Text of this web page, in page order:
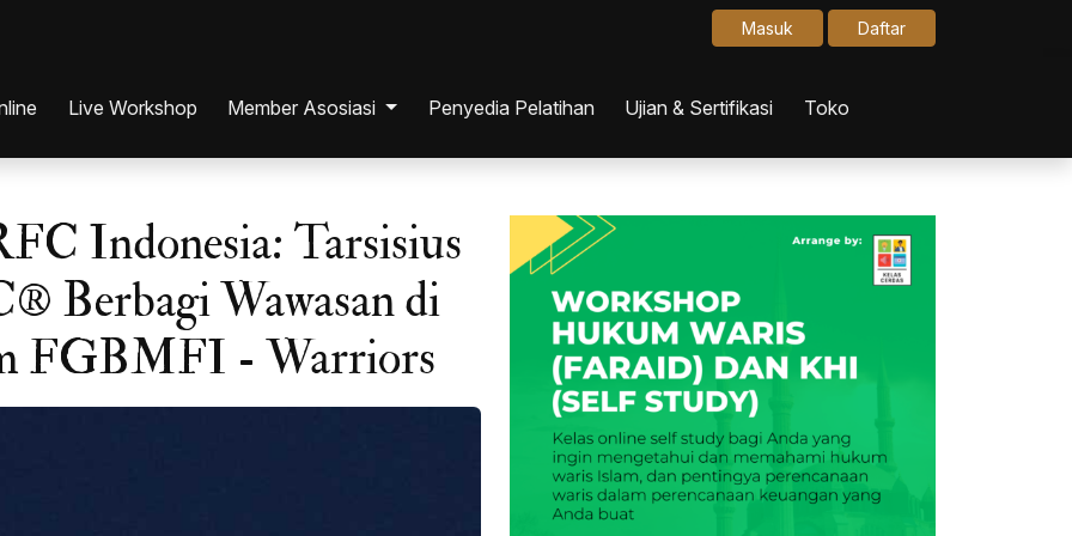
Masuk Daftar
Live Workshop Member Asosiasi
Perusahaan
Penyedia Pelatihan Ujian & Sertifikasi Toko
Indonesia: Tarsisius
Berbagi Wawasan di
FGBMFI - Warriors